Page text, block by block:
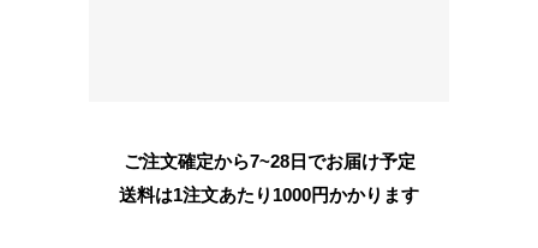
ご注文確定から7~28日でお届け予定
送料は1注文あたり 1000円かかります